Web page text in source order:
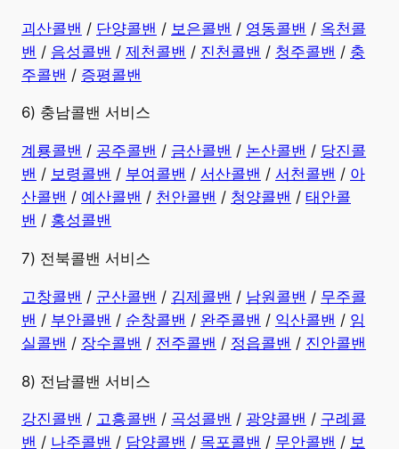
괴산콜밴 / 단양콜밴 / 보은콜밴 / 영동콜밴 / 옥천콜
밴 / 음성콜밴 / 제천콜밴 / 진천콜밴 / 청주콜밴 / 충
주콜밴 / 증평콜밴
6) 충남콜밴 서비스
계룡콜밴 / 공주콜밴 / 금산콜밴 / 논산콜밴 / 당진콜
밴 / 보령콜밴 / 부여콜밴 / 서산콜밴 / 서천콜밴 / 아
산콜밴 / 예산콜밴 / 천안콜밴 / 청양콜밴 / 태안콜
밴 / 홍성콜밴
7) 전북콜밴 서비스
고창콜밴 / 군산콜밴 / 김제콜밴 / 남원콜밴 / 무주콜
밴 / 부안콜밴 / 순창콜밴 / 완주콜밴 / 익산콜밴 / 임
실콜밴 / 장수콜밴 / 전주콜밴 / 정읍콜밴 / 진안콜밴
8) 전남콜밴 서비스
강진콜밴 / 고흥콜밴 / 곡성콜밴 / 광양콜밴 / 구례콜
밴 / 나주콜밴 / 담양콜밴 / 목포콜밴 / 무안콜밴 / 보